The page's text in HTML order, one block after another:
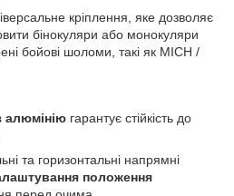
кріплення, яке дозволяє
бінокуляри або монокуляри
бойові шоломи, такі як MICH /
алюмінію гарантує стійкість до
та горизонтальні напрямні
положення